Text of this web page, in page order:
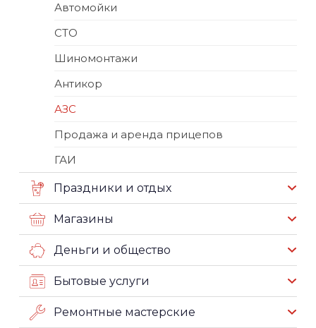
Автомойки
СТО
Шиномонтажи
Антикор
АЗС
Продажа и аренда прицепов
ГАИ
Праздники и отдых
Магазины
Деньги и общество
Бытовые услуги
Ремонтные мастерские